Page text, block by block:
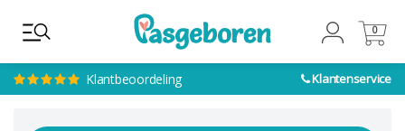
Klantbeoordeling Klantenservice
0
0